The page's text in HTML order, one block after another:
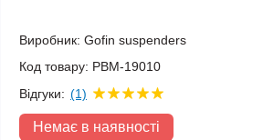
Виробник: Gofin suspenders
Код товару: PBM-19010
Відгуки: (1)
Немає в наявності